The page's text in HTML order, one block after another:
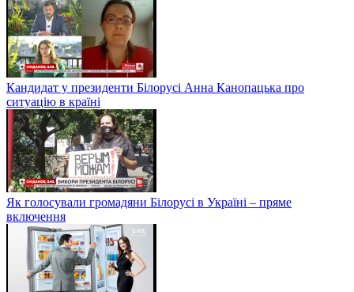
Кандидат у президенти Білорусі Анна Канопацька про
ситуацію в країні
Як голосували громадяни Білорусі в Україні – пряме
включення